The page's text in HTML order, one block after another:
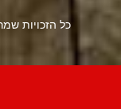
כל הזכויות שמרות